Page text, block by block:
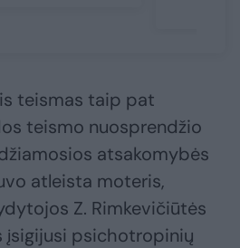
teismas taip pat
teismo nuosprendžio
atsakomybės
atleista moteris,
Z. Rimkevičiūtės
įsigijusi psichotropinių